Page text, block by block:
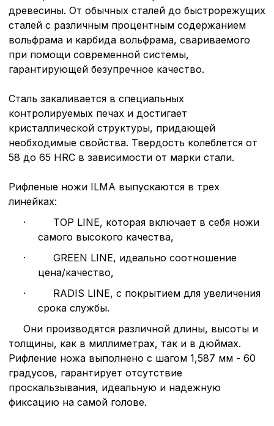
древесины. От обычных сталей до быстрорежущих
сталей с различным процентным содержанием
вольфрама и карбида вольфрама, свариваемого
при помощи современной системы,
гарантирующей безупречное качество.
Сталь закаливается в специальных
контролируемых печах и достигает
кристаллической структуры, придающей
необходимые свойства. Твердость колеблется от
58 до 65 HRC в зависимости от марки стали.
Рифленые ножи ILMA выпускаются в трех
линейках:
·
TOP LINE, которая включает в себя ножи
самого высокого качества,
·
GREEN LINE, идеально соотношение
цена/качество,
·
RADIS LINE, с покрытием для увеличения
срока службы.
Они производятся различной длины, высоты и
толщины, как в миллиметрах, так и в дюймах.
Рифление ножа выполнено с шагом 1,587 мм - 60
градусов, гарантирует отсутствие
проскальзывания, идеальную и надежную
фиксацию на самой голове.
Политика в
обработки сookies
Вы можете настроить
типа «технические
без которых
функционирование
этого периода Сайт
согласие) в любое
настроек cookie».
Перед тем как
параметров
обработки
списком файлов cookie